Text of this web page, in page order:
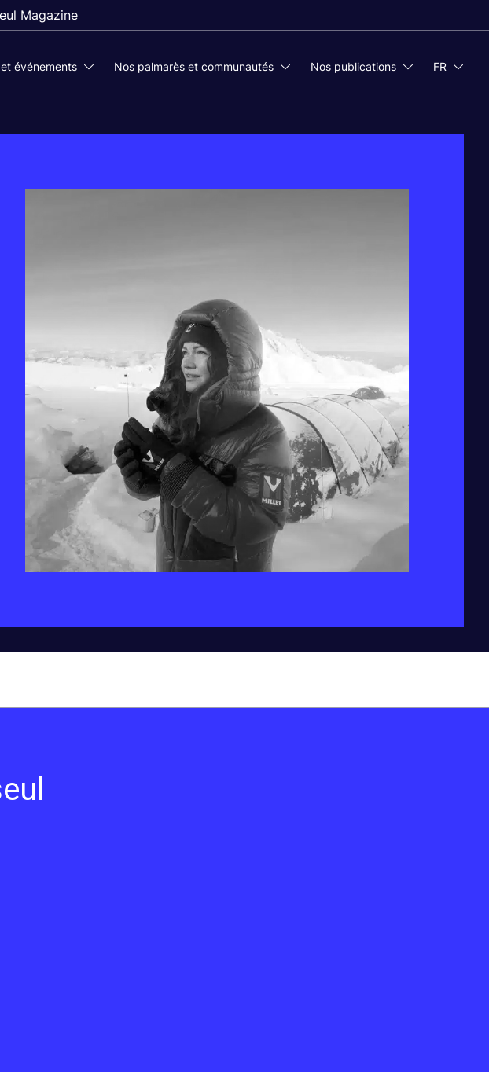
Magazine
événements Nos palmarès et communautés Nos publications FR